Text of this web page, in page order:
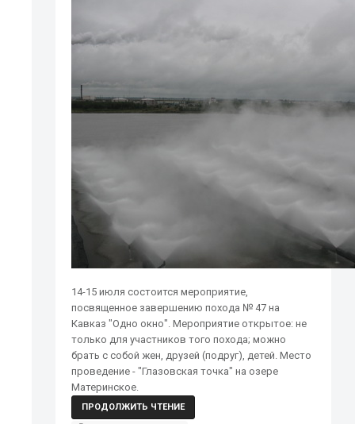
14-15 июля состоится мероприятие,
посвященное завершению похода № 47 на
Кавказ "Одно окно". Мероприятие открытое: не
только для участников того похода; можно
брать с собой жен, друзей (подруг), детей. Место
проведение - "Глазовская точка" на озере
Материнское.
ПРОДОЛЖИТЬ ЧТЕНИЕ